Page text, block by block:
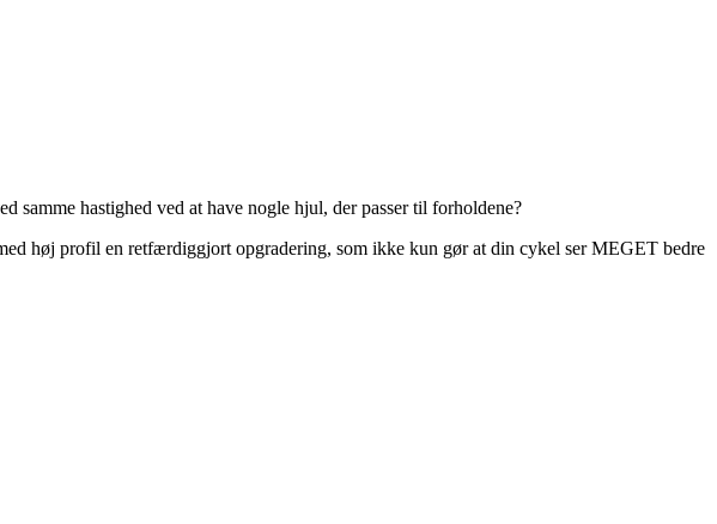
hastighed ved at have nogle hjul, der passer til forholdene?
høj profil en retfærdiggjort opgradering, som ikke kun gør at din cykel ser MEGET bedre